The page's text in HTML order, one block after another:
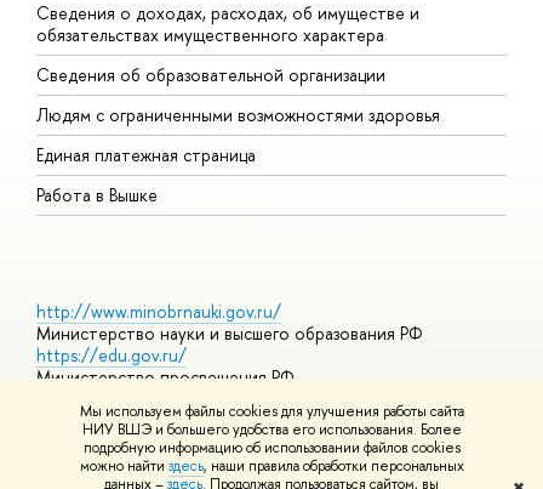
Мы используем файлы cookies для улучшения работы сайта
НИУ ВШЭ и большего удобства его использования. Более
подробную информацию об использовании файлов cookies
можно найти здесь, наши правила обработки персональных
данных –здесь. Продолжая пользоваться сайтом, вы
Сведения о доходах, расходах, об имуществе и
обязательствах имущественного характера
Сведения об образовательной организации
Людям с ограниченными возможностями здоровья
Единая платежная страница
Работа в Вышке
http://www.minobrnauki.gov.ru/
Министерство науки и высшего образования РФ
https://edu.gov.ru/
Министерство просвещения РФ
https://elearning.hse.ru/mooc
Массовые открытые онлайн-курсы